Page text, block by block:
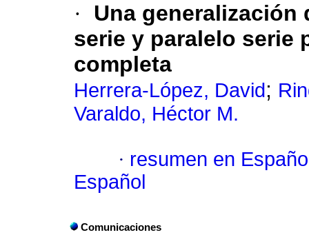
·
Una generalización
serie y paralelo serie
completa
Herrera-López, David ;
Varaldo, Héctor M.
· resumen en
Español
Comunicaciones